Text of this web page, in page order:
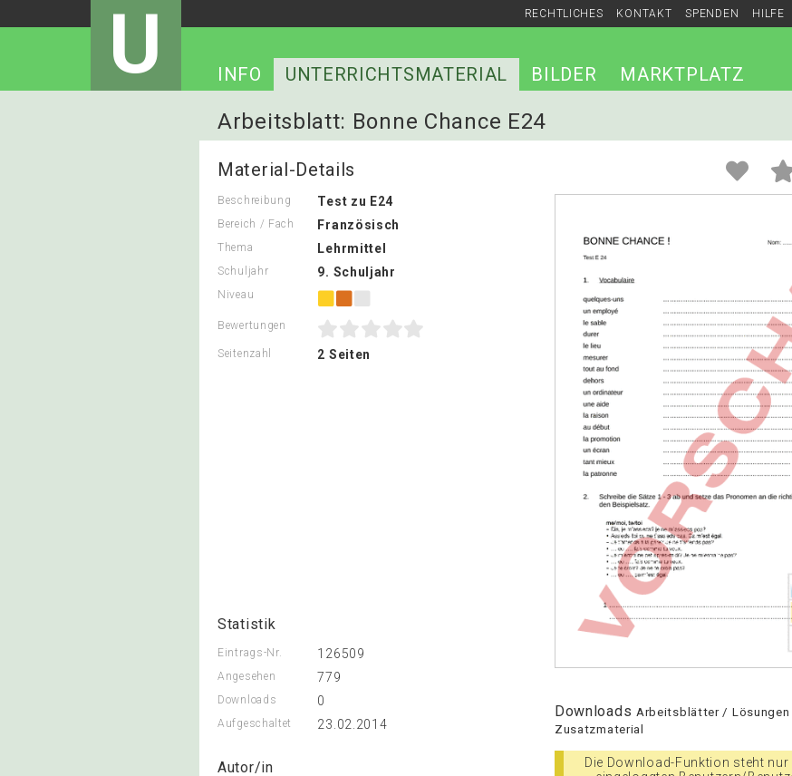
RECHTLICHES KONTAKT SPENDEN HILFE
U INFO UNTERRICHTSMATERIAL BILDER MARKTPLATZ
Arbeitsblatt: Bonne Chance E24
Material-Details
Beschreibung Test zu E24
Bereich / Fach Französisch
Thema Lehrmittel
Schuljahr 9. Schuljahr
Niveau
Bewertungen
Seitenzahl 2 Seiten
Statistik
Eintrags-Nr. 126509
Angesehen 779
Downloads 0
Aufgeschaltet 23.02.2014
Autor/in
Downloads Arbeitsblätter / Lösungen
Zusatzmaterial
Die Download-Funktion steht nur